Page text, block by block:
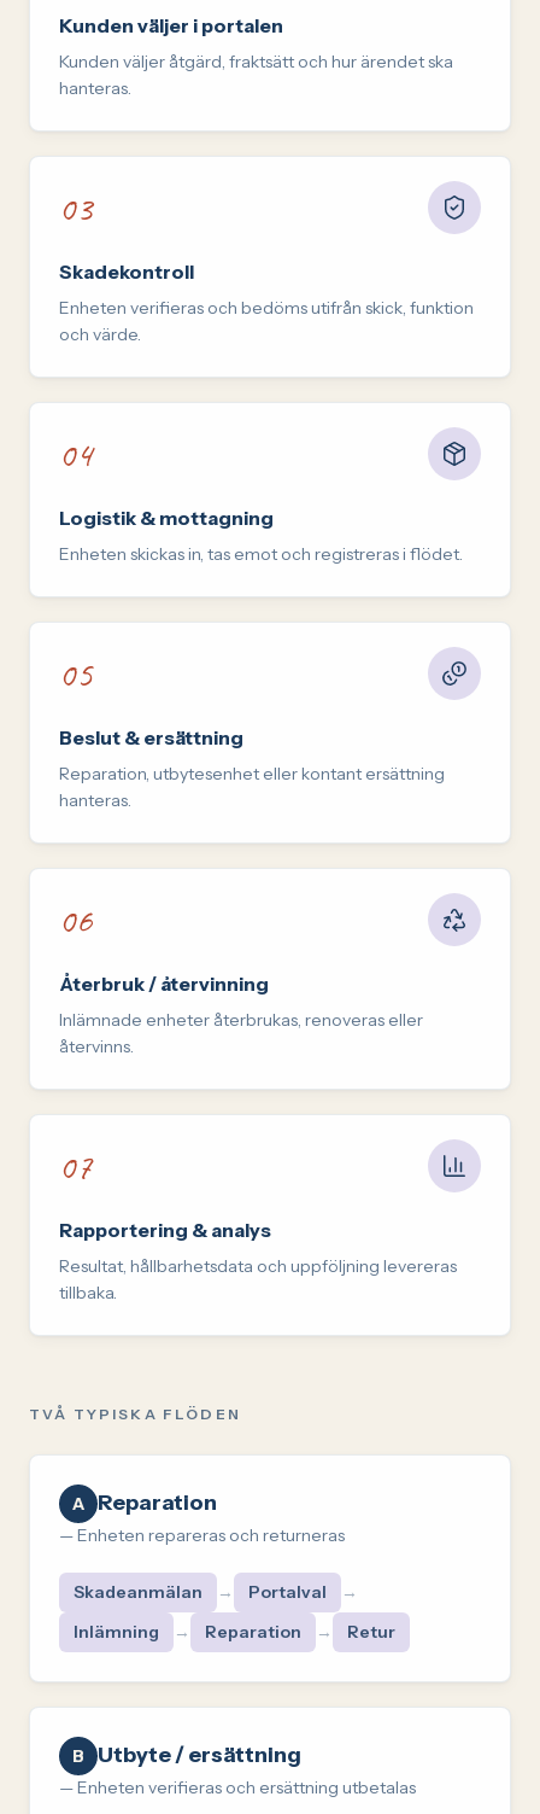
Steg2:
Kunden väljer i portalen
Kunden väljer åtgärd, fraktsätt och hur ärendet ska
hanteras.
03
Steg3:
Skadekontroll
Enheten verifieras och bedöms utifrån skick, funktion
och värde.
04
Steg4:
Logistik & mottagning
Enheten skickas in, tas emot och registreras i flödet.
05
Steg5:
Beslut & ersättning
Reparation, utbytesenhet eller kontant ersättning
hanteras.
06
Steg6:
Återbruk / återvinning
Inlämnade enheter återbrukas, renoveras eller
återvinns.
07
Steg7:
Rapportering & analys
Resultat, hållbarhetsdata och uppföljning levereras
tillbaka.
TVÅ TYPISKA FLÖDEN
A Reparation
—Enheten repareras och returneras
Skadeanmälan → Portalval
→
Inlämning
→ Reparation → Retur
B Utbyte / ersättning
—Enheten verifieras och ersättning utbetalas